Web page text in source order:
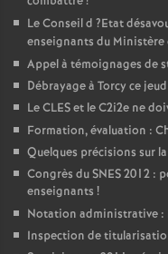
Le Conseil d ?Etat
enseignants du Ministère
Appel à témoignages de
Débrayage à Torcy ce
LeCLESet le C2i2e ne
Formation, évaluation :
Quelques précisions sur
Congrès duSNES2012 :
enseignants !
Notation administrative :
Inspection de